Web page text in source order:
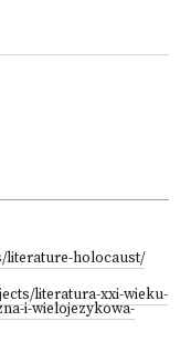
literature-holocaust/
literatura-xxi-wieku-
i-wielojezykowa-